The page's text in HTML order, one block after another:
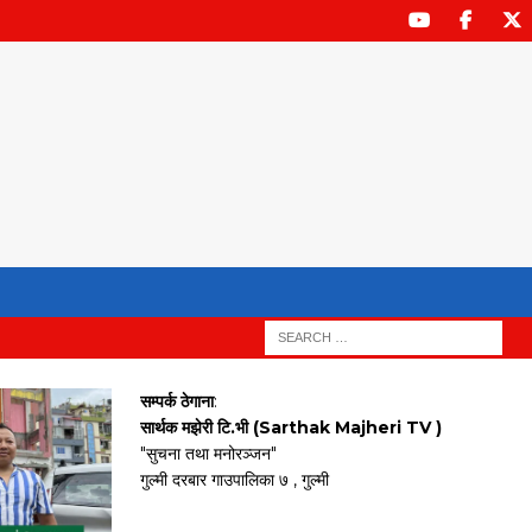
सम्पर्क ठेगाना:
सार्थक मझेरी टि.भी (Sarthak Majheri TV )
"सुचना तथा मनोरञ्जन"
गुल्मी दरबार गाउपालिका ७ , गुल्मी